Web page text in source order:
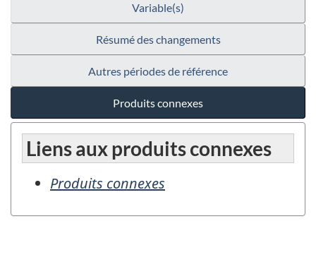
Variable(s)
Résumé des changements
Autres périodes de référence
Produits connexes
Liens aux produits connexes
Produits connexes